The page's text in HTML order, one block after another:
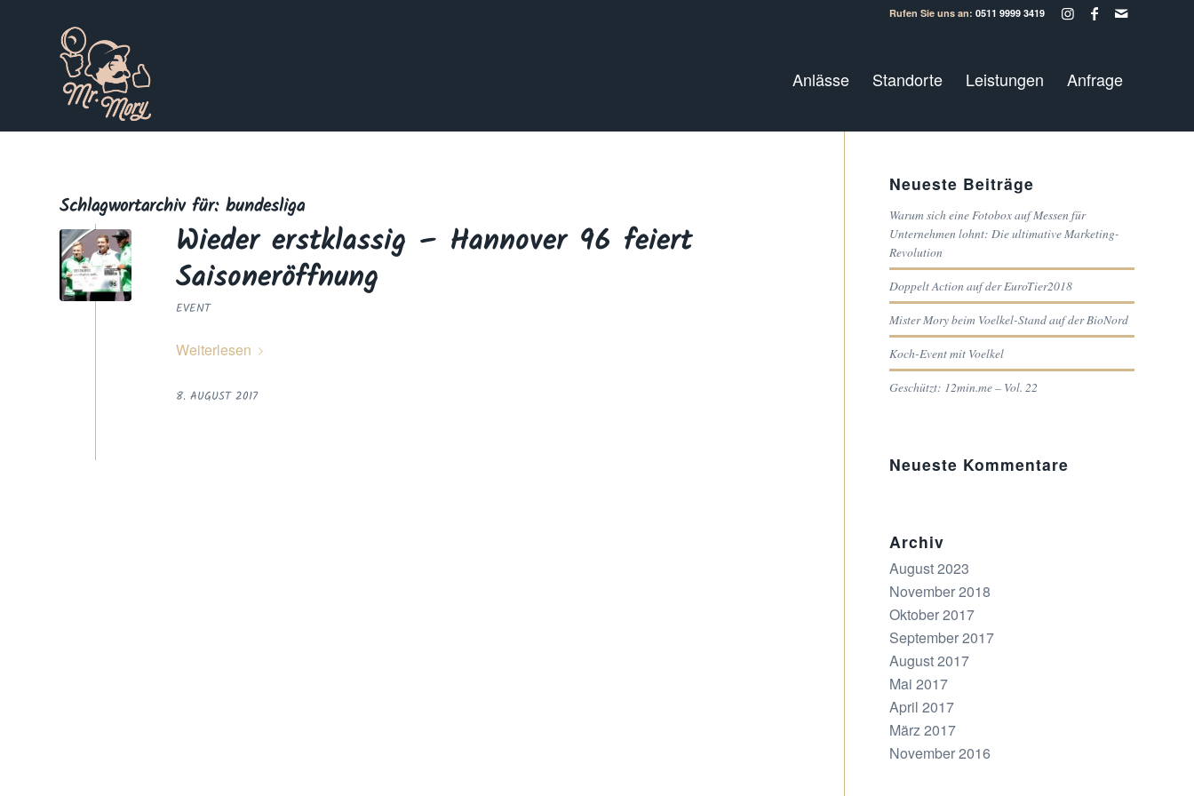
Rufen Sie uns an: 0511 9999 3419
Anlässe Standorte Leistungen Anfrage
Schlagwortarchiv für: bundesliga
Wieder erstklassig – Hannover 96 feiert
Saisoneröffnung
EVENT
Weiterlesen
8. AUGUST 2017
Neueste Beiträge
Warum sich eine Fotobox auf Messen für
Unternehmen lohnt: Die ultimative Marketing-
Revolution
Doppelt Action auf der EuroTier2018
Mister Mory beim Voelkel-Stand auf der BioNord
Koch-Event mit Voelkel
Geschützt: 12min.me – Vol. 22
Neueste Kommentare
Archiv
August 2023
November 2018
Oktober 2017
September 2017
August 2017
Mai 2017
April 2017
März 2017
November 2016